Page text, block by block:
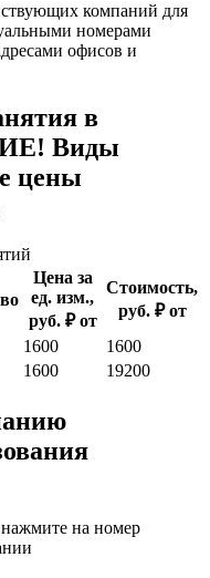
компаний для
номерами
офисов и
в
Виды
цены
Цена за
ед. изм.,
руб. ₽ от
Стоимость,
руб. ₽ от
1600
1600
1600 19200
на номер